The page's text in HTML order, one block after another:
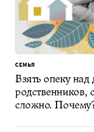
СЕМЬЯ
Взять опеку
родственников,
сложно.